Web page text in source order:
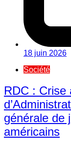
18 juin 2026
Société
RDC : Crise
générale de
américains